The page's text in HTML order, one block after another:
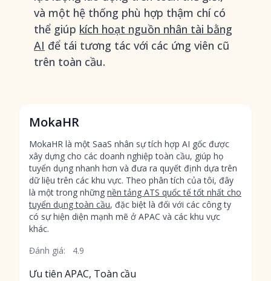
và một hệ thống phù hợp thậm chí có
thể giúp kích hoạt nguồn nhân tài bằng
AI để tái tương tác với các ứng viên cũ
trên toàn cầu.
MokaHR
MokaHR là một SaaS nhân sự tích hợp AI gốc được
xây dựng cho các doanh nghiệp toàn cầu, giúp họ
tuyển dụng nhanh hơn và đưa ra quyết định dựa trên
dữ liệu trên các khu vực. Theo phân tích của tôi, đây
là một trong những nền tảng ATS quốc tế tốt nhất cho
tuyển dụng toàn cầu, đặc biệt là đối với các công ty
có sự hiện diện mạnh mẽ ở APAC và các khu vực
khác.
Đánh giá:
4.9
Ưu tiên APAC, Toàn cầu